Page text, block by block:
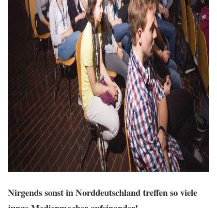
Nirgends sonst in Norddeutschland treffen so viele